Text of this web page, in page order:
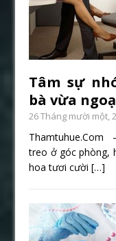
Tâm sự
bà vừa
26 Tháng mười một,
Thamtuhue.Com
treo ở góc phòng,
hoa tươi cười[…]